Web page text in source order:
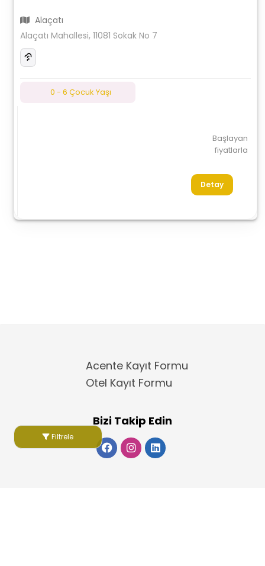
Filtrele
Alaçatı
Alaçatı Mahallesi, 11081 Sokak No 7
0 - 6 Çocuk Yaşı
Başlayan
fiyatlarla
Detay
Acente Kayıt Formu
Otel Kayıt Formu
Bizi Takip Edin